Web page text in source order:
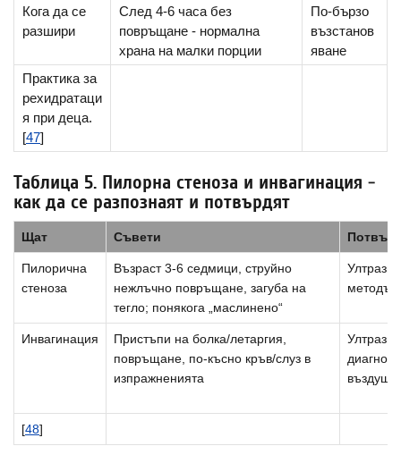
Кога да се
разшири
След 4-6 часа без
повръщане - нормална
храна на малки порции
По-бързо
възстанов
яване
Практика за
рехидратаци
я при деца.
[47]
Таблица 5. Пилорна стеноза и инвагинация -
как да се разпознаят и потвърдят
Щат Съвети
Пилорична
стеноза
Възраст 3-6 седмици, струйно
нежлъчно повръщане, загуба на
тегло; понякога „маслинено“
методът
Инвагинация
Пристъпи на болка/летаргия,
повръщане, по-късно кръв/слуз в
изпражненията
[48]